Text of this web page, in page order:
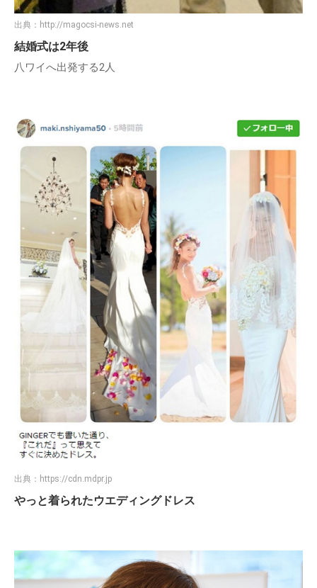
出典： http://magocsi-news.net
結婚式は2年後
八ワイへ出発する2人
出典： https://cdn.mdpr.jp
やっと着られたウエディングドレス